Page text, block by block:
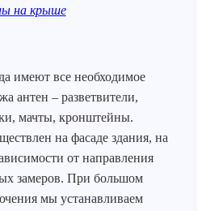
на крыше
имеют все необходимое
антен – разветвители,
мачты, кронштейны.
на фасаде здания, на
от направления
замеров. При большом
мы устанавливаем